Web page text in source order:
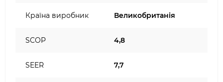
Країна виробник Великобританія
SCOP 4,8
SEER 7,7